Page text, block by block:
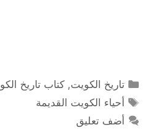
التصنيفات
تاريخ الكويت,كتاب تاريخ
الوسوم
أحياء الكويت القديمة
أضف تعليق